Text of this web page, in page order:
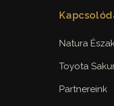
Natura
Toyota
Partnereink